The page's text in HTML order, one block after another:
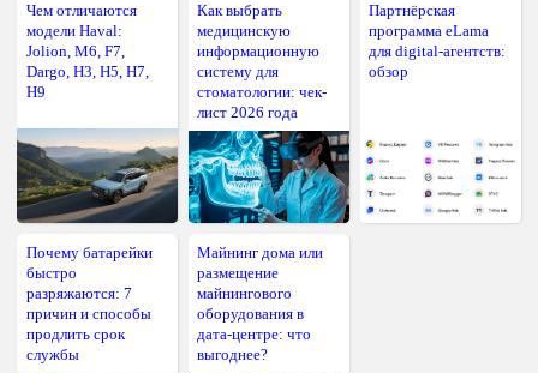
Чем отличаются
модели Haval:
Jolion, M6, F7,
Dargo, H3, H5, H7,
H9
Как выбрать
медицинскую
информационную
систему для
стоматологии: чек-
лист 2026 года
Партнёрская
программа eLama
для digital-агентств:
обзор
Почему батарейки
быстро
разряжаются: 7
причин и способы
продлить срок
службы
Майнинг дома или
размещение
майнингового
оборудования в
дата-центре: что
выгоднее?